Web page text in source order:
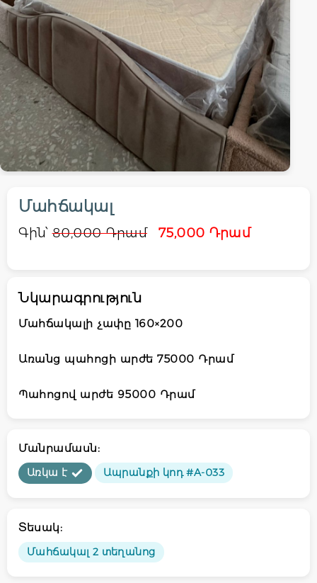
Մահճակալ
Գին՝80,000 Դրամ 75,000 Դրամ
Նկարագրություն
Մահճակալի չափը 160×200
Առանց պահոցի արժե 75000 Դրամ
Պահոցով արժե 95000 Դրամ
Մանրամասն:
Առկա է Ապրանքի կոդ #A-033
Տեսակ:
Մահճակալ 2 տեղանոց